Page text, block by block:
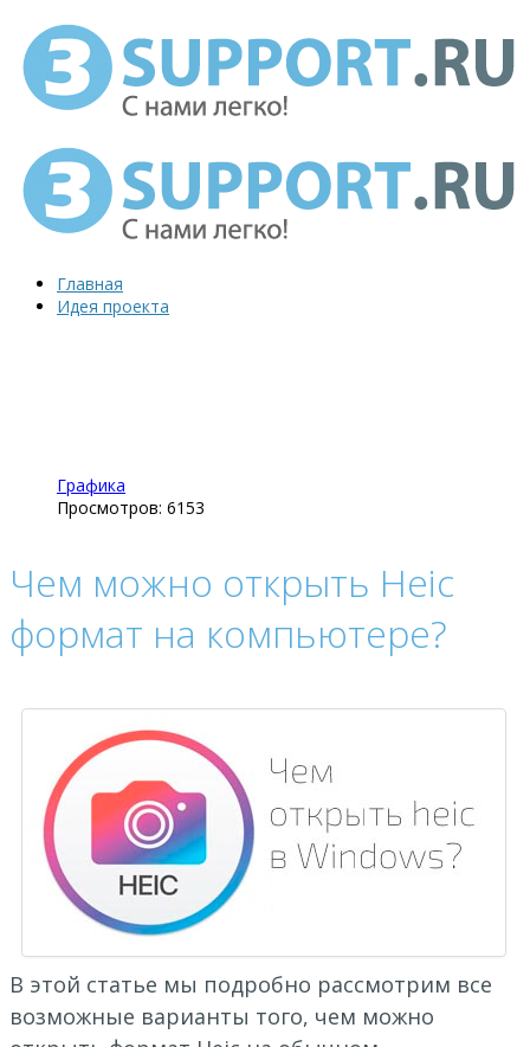
Главная
Идея проекта
Графика
Просмотров: 6153
Чем можно открыть Heic
формат на компьютере?
В этой статье мы подробно рассмотрим все
возможные варианты того, чем можно